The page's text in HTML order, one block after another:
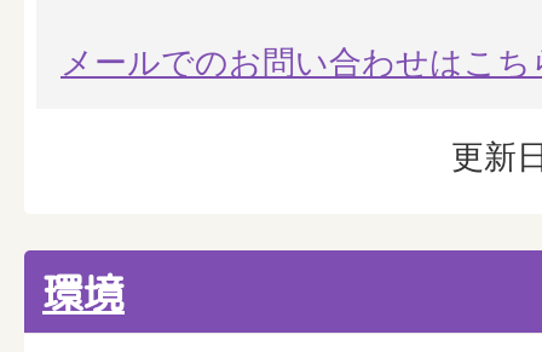
メールでのお問い合わせはこち
更新
環境